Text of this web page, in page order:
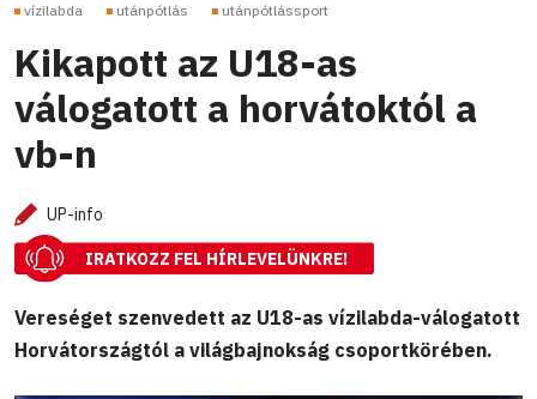
vízilabda utánpótlás utánpótlássport
Kikapott az U18-as
válogatott a horvátoktól a
vb-n
UP-info
IRATKOZZ FEL HÍRLEVELÜNKRE!
Vereséget szenvedett az U18-as vízilabda-válogatott
Horvátországtól a világbajnokság csoportkörében.